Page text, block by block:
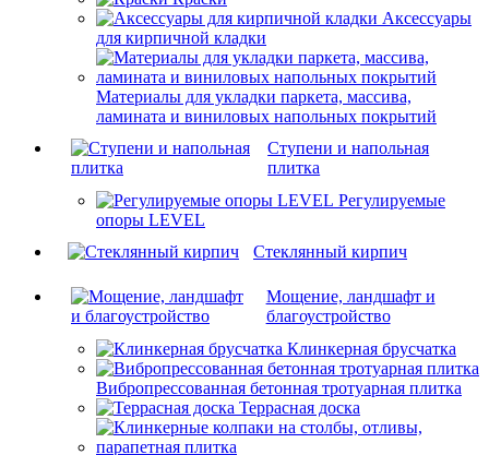
Аксессуары
для кирпичной кладки
Материалы для укладки паркета, массива,
ламината и виниловых напольных покрытий
Ступени и напольная
плитка
Регулируемые
опоры LEVEL
Cтеклянный кирпич
Мощение, ландшафт и
благоустройство
Клинкерная брусчатка
Вибропрессованная бетонная тротуарная плитка
Террасная доска